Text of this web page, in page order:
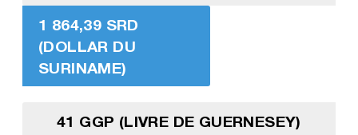
1 864,39 SRD
(DOLLAR DU
SURINAME)
41 GGP (LIVRE DE GUERNESEY)